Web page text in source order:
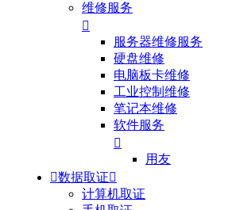
维修服务

服务器维修服务
硬盘维修
电脑板卡维修
工业控制维修
笔记本维修
软件服务

用友
数据取证
计算机取证